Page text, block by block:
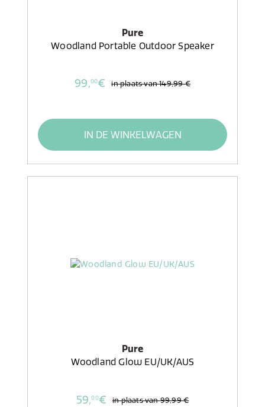
Pure
Woodland Portable Outdoor Speaker
99,00€ in plaats van149,99 €
IN DE WINKELWAGEN
Pure
Woodland Glow EU/UK/AUS
59,00€ in plaats van99,99 €